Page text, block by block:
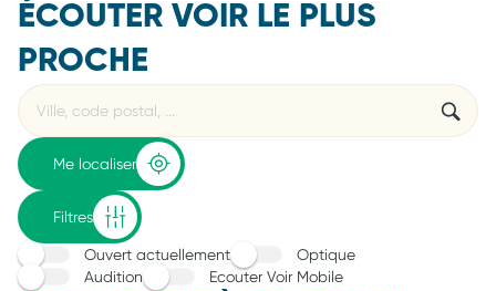
ÉCOUTER VOIR LE PLUS
PROCHE
Rechercher
établissement
Veuillez
renseigner
une
adresse
{{count}}
résultat(s)
trouvé(s)
Me localiser
Filtres
Ouvert actuellement
Optique
Audition
Ecouter Voir Mobile